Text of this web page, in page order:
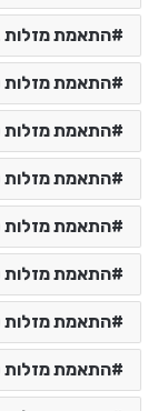
התאמת מזלות
התאמת מזלות
התאמת מזלות
התאמת מזלות
התאמת מזלות
התאמת מזלות
התאמת מזלות
התאמת מזלות